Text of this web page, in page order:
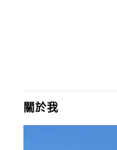
關於我